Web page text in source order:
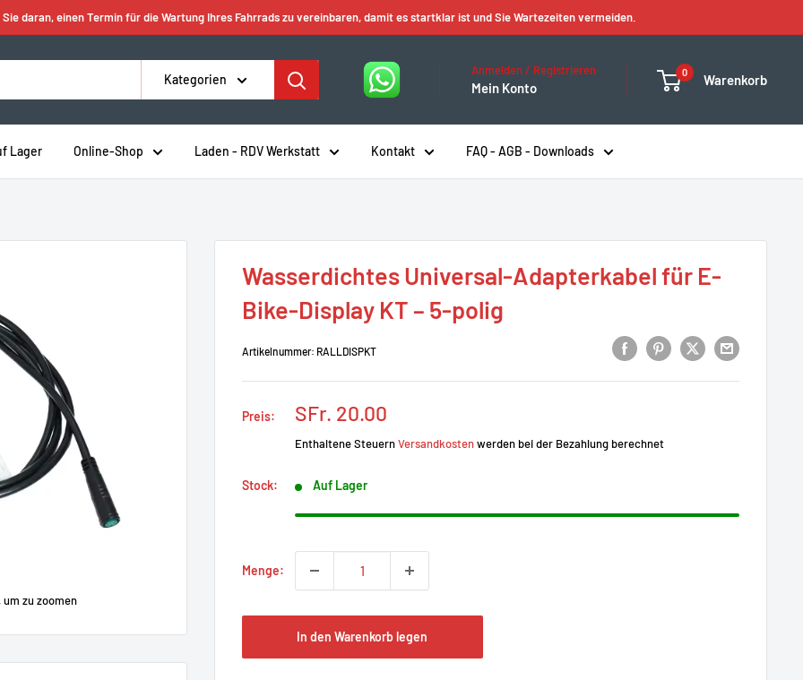
daran, einen Termin für die Wartung Ihres Fahrrads zu vereinbaren, damit es startklar ist und Sie Wartezeiten vermeiden.
Kategorien
Anmelden / Registrieren
Mein Konto
0 Warenkorb
Lager Online-Shop Laden - RDV Werkstatt Kontakt FAQ - AGB - Downloads
um zu zoomen
Wasserdichtes Universal-Adapterkabel für E-
Bike-Display KT – 5-polig
Artikelnummer: RALLDISPKT
Preis:
Prix
SFr. 20.00
Enthaltene SteuernVersandkostenwerden bei der Bezahlung berechnet
Stock: Auf Lager
Menge:
In den Warenkorb legen